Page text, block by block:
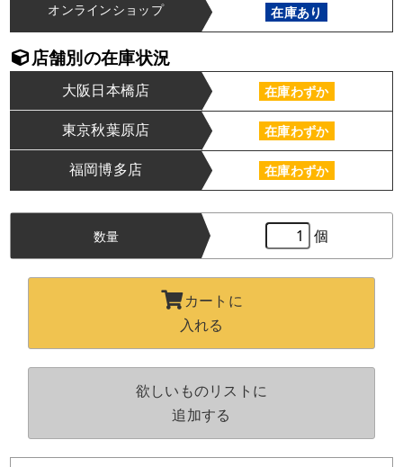
オンラインショップ 在庫あり
店舗別の在庫状況
大阪日本橋店 在庫わずか
東京秋葉原店 在庫わずか
福岡博多店 在庫わずか
数量 個
カートに
入れる
欲しいものリストに
追加する